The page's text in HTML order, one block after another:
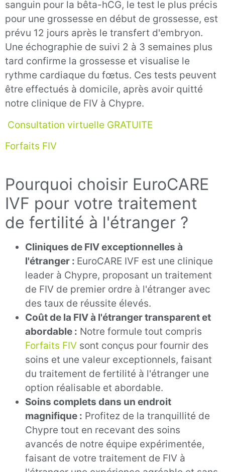
sanguin pour la bêta-hCG, le test le plus précis
pour une grossesse en début de grossesse, est
prévu 12 jours après le transfert d'embryon.
Une échographie de suivi 2 à 3 semaines plus
tard confirme la grossesse et visualise le
rythme cardiaque du fœtus. Ces tests peuvent
être effectués à domicile, après avoir quitté
notre clinique de FIV à Chypre.
Consultation virtuelle GRATUITE
Forfaits FIV
Pourquoi choisir EuroCARE
IVF pour votre traitement
de fertilité à l'étranger ?
Cliniques de FIV exceptionnelles à
l'étranger : EuroCARE IVF est une clinique
leader à Chypre, proposant un traitement
de FIV de premier ordre à l'étranger avec
des taux de réussite élevés.
Coût de la FIV à l'étranger transparent et
abordable : Notre formule tout compris
Forfaits FIV sont conçus pour fournir des
soins et une valeur exceptionnels, faisant
du traitement de fertilité à l'étranger une
option réalisable et abordable.
Soins complets dans un endroit
magnifique : Profitez de la tranquillité de
Chypre tout en recevant des soins
avancés de notre équipe expérimentée,
faisant de votre traitement de FIV à